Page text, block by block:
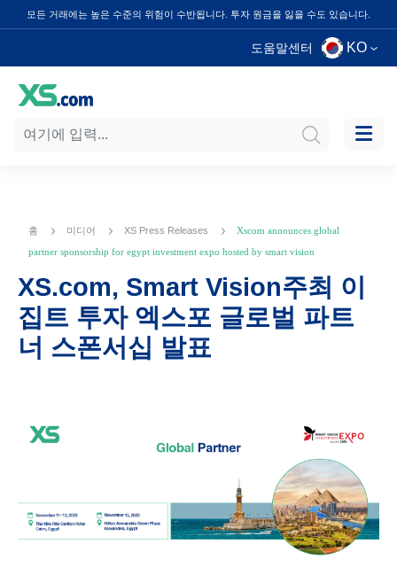
모든 거래에는 높은 수준의 위험이 수반됩니다. 투자 원금을 잃을 수도 있습니다.
도움말센터 KO
홈 미디어 XS Press Releases
Xscom announces global
partner sponsorship for egypt investment expo hosted by smart vision
XS.com, Smart Vision주최 이
집트 투자 엑스포 글로벌 파트
너 스폰서십 발표